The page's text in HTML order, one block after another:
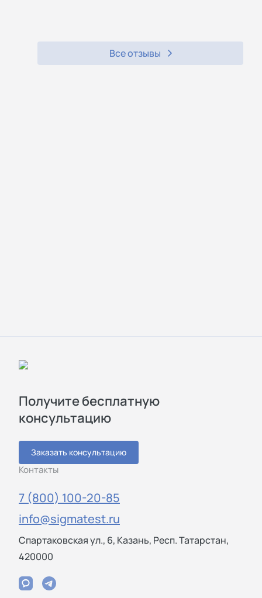
Все отзывы
Получите бесплатную
консультацию
Заказать консультацию
Контакты
7 (800) 100-20-85
info@sigmatest.ru
Спартаковская ул., 6, Казань, Респ. Татарстан,
420000